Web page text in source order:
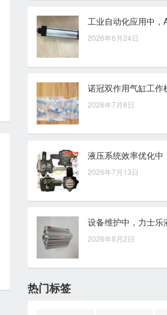
2026年6月24日
2026年7月8日
2026年7月13日
2026年8月2日
热门标签